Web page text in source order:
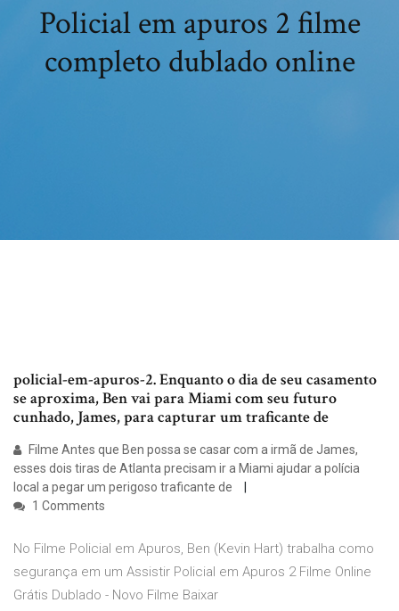
Policial em apuros 2 filme
completo dublado online
policial-em-apuros-2. Enquanto o dia de seu casamento
se aproxima, Ben vai para Miami com seu futuro
cunhado, James, para capturar um traficante de
Filme Antes que Ben possa se casar com a irmã de James,
esses dois tiras de Atlanta precisam ir a Miami ajudar a polícia
local a pegar um perigoso traficante de
1 Comments
No Filme Policial em Apuros, Ben (Kevin Hart) trabalha como
segurança em um Assistir Policial em Apuros 2 Filme Online
Grátis Dublado - Novo Filme Baixar